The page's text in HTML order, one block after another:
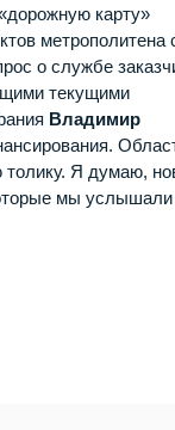
карту»
метрополитена
о службе
текущими
Владимир
толику. Я думаю,
мы услышали